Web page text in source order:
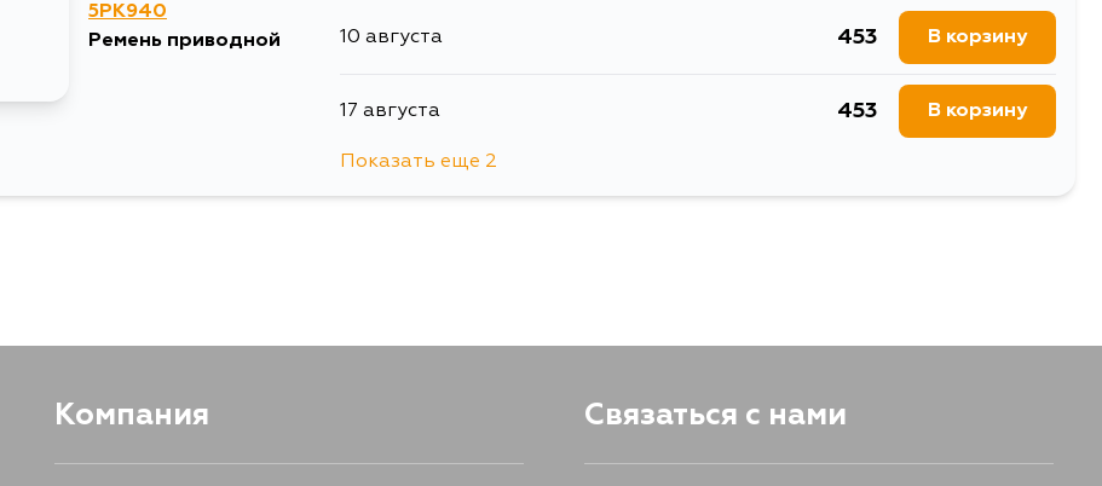
5PK940
Ремень приводной
10 августа 453 В корзину
17 августа 453 В корзину
Показать еще 2
Компания Связаться с нами